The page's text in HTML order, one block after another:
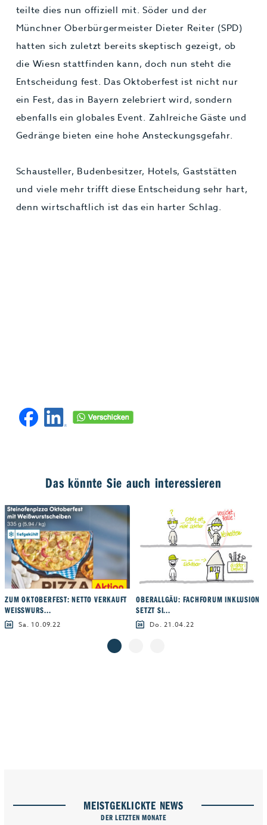
teilte dies nun offiziell mit. Söder und der
Münchner Oberbürgermeister Dieter Reiter (SPD)
hatten sich zuletzt bereits skeptisch gezeigt, ob
die Wiesn stattfinden kann, doch nun steht die
Entscheidung fest. Das Oktoberfest ist nicht nur
ein Fest, das in Bayern zelebriert wird, sondern
ebenfalls ein globales Event. Zahlreiche Gäste und
Gedränge bieten eine hohe Ansteckungsgefahr.
Schausteller, Budenbesitzer, Hotels, Gaststätten
und viele mehr trifft diese Entscheidung sehr hart,
denn wirtschaftlich ist das ein harter Schlag.
Das könnte Sie auch interessieren
ZUM OKTOBERFEST: NETTO VERKAUFT
WEISSWURS...
Sa. 10.09.22
OBERALLGÄU: FACHFORUM INKLUSION
SETZT SI...
Do. 21.04.22
MEISTGEKLICKTE NEWS
DER LETZTEN MONATE